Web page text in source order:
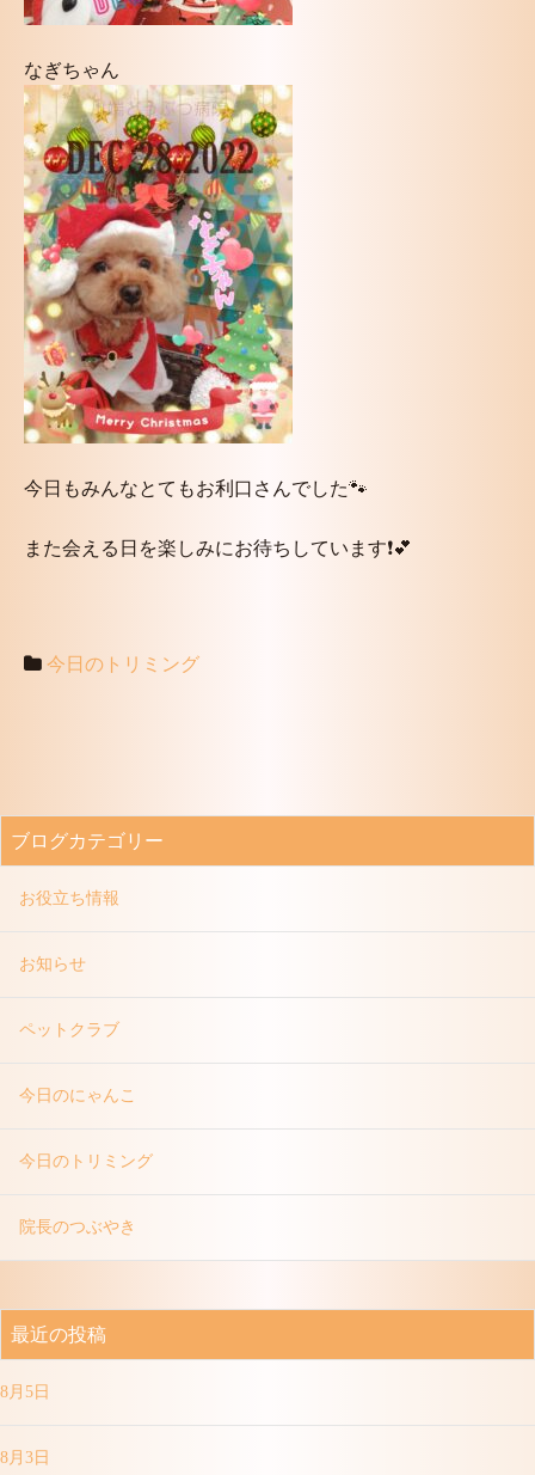
なぎちゃん
今日もみんなとてもお利口さんでした🐾
また会える日を楽しみにお待ちしています❗️💕
今日のトリミング
ブログカテゴリー
お役立ち情報
お知らせ
ペットクラブ
今日のにゃんこ
今日のトリミング
院長のつぶやき
最近の投稿
8月5日
8月3日